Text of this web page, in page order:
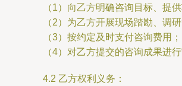
（1）向乙方明确咨询目标、提
（2）为乙方开展现场踏勘、调
（3）按约定及时支付咨询费用；
（4）对乙方提交的咨询成果进
4.2 乙方权利义务：